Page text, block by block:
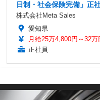
日制・社会保険完備」正
株式会社Meta Sales
愛知県
月給25万4,800円～32万
正社員